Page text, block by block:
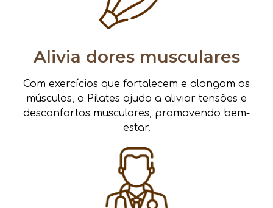
Alivia dores musculares
Com exercícios que fortalecem e alongam os
músculos, o Pilates ajuda a aliviar tensões e
desconfortos musculares, promovendo bem-
estar.